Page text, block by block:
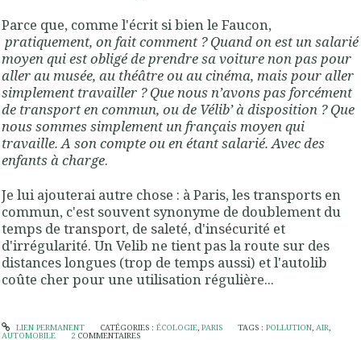
Parce que, comme l'écrit si bien le Faucon,
pratiquement, on fait comment ? Quand on est un salarié
moyen qui est obligé de prendre sa voiture non pas pour
aller au musée, au théâtre ou au cinéma, mais pour aller
simplement travailler ? Que nous n’avons pas forcément
de transport en commun, ou de Vélib’ à disposition ? Que
nous sommes simplement un français moyen qui
travaille. A son compte ou en étant salarié. Avec des
enfants à charge.
Je lui ajouterai autre chose : à Paris, les transports en
commun, c'est souvent synonyme de doublement du
temps de transport, de saleté, d'insécurité et
d'irrégularité. Un Velib ne tient pas la route sur des
distances longues (trop de temps aussi) et l'autolib
coûte cher pour une utilisation régulière...
LIEN PERMANENT CATÉGORIES : ÉCOLOGIE, PARIS TAGS :POLLUTION,AIR,
AUTOMOBILE 2 COMMENTAIRES